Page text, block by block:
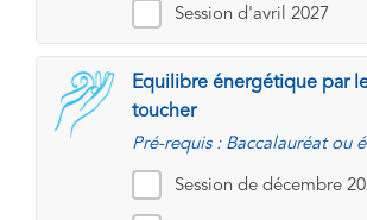
Session d'avril 2027
Equilibre énergétique par
toucher
Pré-requis : Baccalauréat ou
Session de décembre